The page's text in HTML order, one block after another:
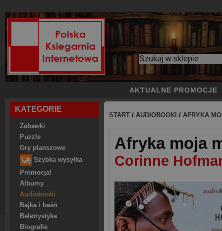
AKTUALNE PROMOCJE
KATEGORIE
Zabawki
Puzzle
Gry planszowe
Szybka wysyłka
Promocja!
Albumy
Audiobooki
Bajka i baśń
Beletrystyka
Biografie
START / AUDIOBOOKI / AFRYKA
Afryka moja
Corinne